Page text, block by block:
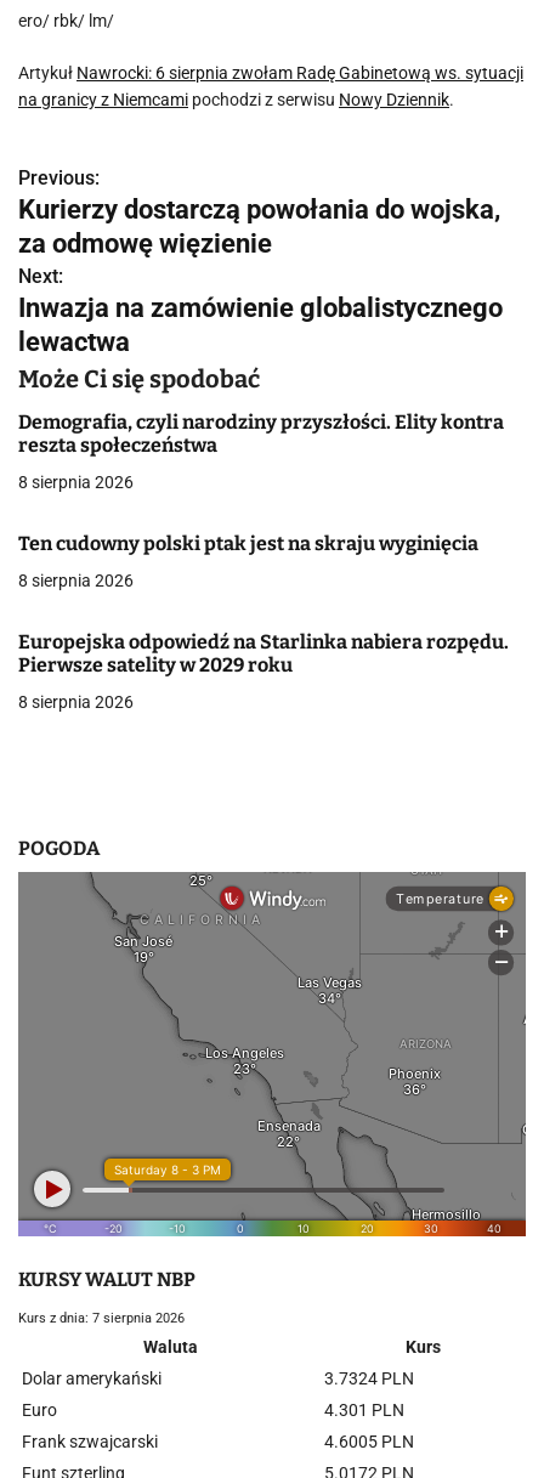
ero/ rbk/ lm/
Artykuł Nawrocki: 6 sierpnia zwołam Radę Gabinetową ws. sytuacji
na granicy z Niemcami pochodzi z serwisu Nowy Dziennik.
N
a
w
i
g
a
c
a
p
i
Previous:
Kurierzy dostarczą powołania do wojska,
za odmowę więzienie
Next:
Inwazja na zamówienie globalistycznego
lewactwa
Może Ci się spodobać
Demografia, czyli narodziny przyszłości. Elity kontra
reszta społeczeństwa
8 sierpnia 2026
Ten cudowny polski ptak jest na skraju wyginięcia
8 sierpnia 2026
Europejska odpowiedź na Starlinka nabiera rozpędu.
Pierwsze satelity w 2029 roku
8 sierpnia 2026
POGODA
KURSY WALUT NBP
Kurs z dnia: 7 sierpnia 2026
Waluta
Kurs
Dolar amerykański
3.7324 PLN
Euro
4.301 PLN
Frank szwajcarski
4.6005 PLN
Funt szterling
5.0172 PLN